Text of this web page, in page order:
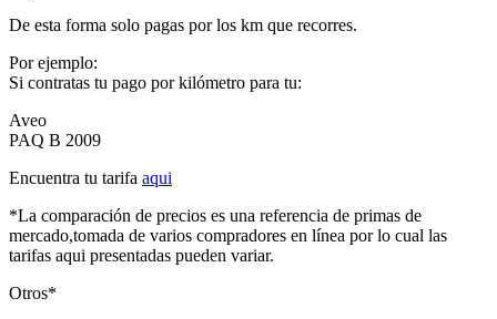
De esta forma solo pagas por los km que recorres.
Por ejemplo:
Si contratas tu pago por kilómetro para tu:
Aveo
PAQ B 2009
Encuentra tu tarifa aqui
*La comparación de precios es una referencia de primas de
mercado,tomada de varios compradores en línea por lo cual las
tarifas aqui presentadas pueden variar.
Otros*